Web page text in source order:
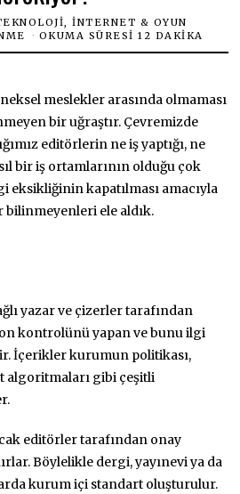
İNTERNET & OYUN
OKUMA SÜRESI 12 DAKIKA
meslekler arasında olmaması
bir uğraştır. Çevremizde
editörlerin ne iş yaptığı, ne
bir iş ortamlarının olduğu çok
eksikliğinin kapatılması amacıyla
ele aldık.
yazar ve çizerler tarafından
kontrolünü yapan ve bunu ilgi
İçerikler kurumun politikası,
algoritmaları gibi çeşitli
editörler tarafından onay
Böylelikle dergi, yayınevi ya da
kurum içi standart oluşturulur.